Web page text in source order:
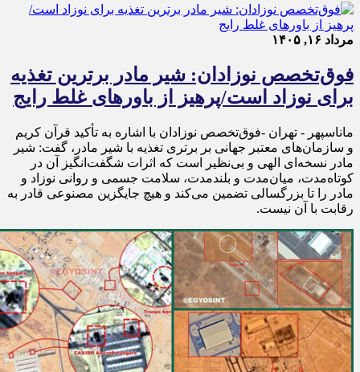
مرداد ۱۶, ۱۴۰۵
فوق‌تخصص نوزادان: شیر مادر برترین تغذیه
برای نوزاد است/پرهیز از باورهای غلط رایج
ماناسپهر - تهران -فوق‌تخصص نوزادان با اشاره به تأکید قرآن کریم
و سازمان‌های معتبر جهانی بر برتری تغذیه با شیر مادر، گفت: شیر
مادر نسخه‌ای الهی و بی‌نظیر است که اثرات شگفت‌انگیز آن در
کوتاه‌مدت، میان‌مدت و بلندمدت، سلامت جسمی و روانی نوزاد و
مادر را تا بزرگسالی تضمین می‌کند و هیچ جایگزین مصنوعی قادر به
رقابت با آن نیست.